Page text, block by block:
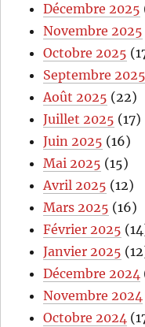
Décembre 2025
Novembre 2025
Octobre 2025
Septembre 2025
Août 2025 (22)
Juillet 2025 (17)
Juin 2025 (16)
Mai 2025 (15)
Avril 2025 (12)
Mars 2025 (16)
Février 2025
Janvier 2025
Décembre 2024
Novembre 2024
Octobre 2024